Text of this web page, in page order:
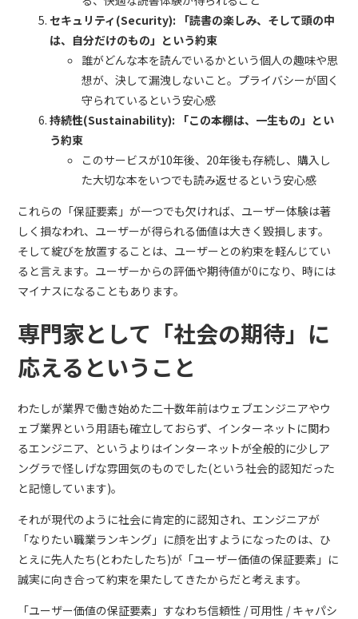
セキュリティ(Security): 「読書の楽しみ、そして頭の中
は、自分だけのもの」という約束
誰がどんな本を読んでいるかという個人の趣味や思
想が、決して漏洩しないこと。プライバシーが固く
守られているという安心感
持続性(Sustainability): 「この本棚は、一生もの」とい
う約束
このサービスが10年後、20年後も存続し、購入し
た大切な本をいつでも読み返せるという安心感
これらの「保証要素」が一つでも欠ければ、ユーザー体験は著
しく損なわれ、ユーザーが得られる価値は大きく毀損します。
そして綻びを放置することは、ユーザーとの約束を軽んじてい
ると言えます。ユーザーからの評価や期待値が0になり、時には
マイナスになることもあります。
専門家として「社会の期待」に
応えるということ
わたしが業界で働き始めた二十数年前はウェブエンジニアやウ
ェブ業界という用語も確立しておらず、インターネットに関わ
るエンジニア、というよりはインターネットが全般的に少しア
ングラで怪しげな雰囲気のものでした(という社会的認知だった
と記憶しています)。
それが現代のように社会に肯定的に認知され、エンジニアが
「なりたい職業ランキング」に顔を出すようになったのは、ひ
とえに先人たち(とわたしたち)が「ユーザー価値の保証要素」に
誠実に向き合って約束を果たしてきたからだと考えます。
「ユーザー価値の保証要素」すなわち信頼性 / 可用性 / キャパシ